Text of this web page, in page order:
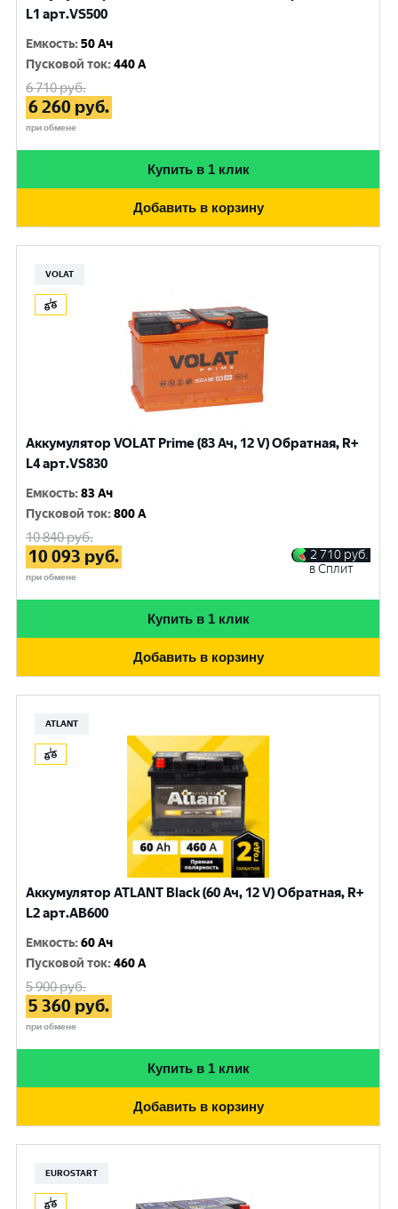
L1 арт.VS500
Емкость:50 Ач
Пусковой ток:440 A
6 710руб.
6 260 руб.
при обмене
Купить в 1 клик
Добавить в корзину
VOLAT
Аккумулятор VOLAT Prime (83 Ач, 12 V) Обратная, R+
L4 арт.VS830
Емкость:83 Ач
Пусковой ток:800 A
10 840руб.
10 093 руб.
при обмене
2 710 руб.
в Сплит
Купить в 1 клик
Добавить в корзину
ATLANT
Аккумулятор ATLANT Black (60 Ач, 12 V) Обратная, R+
L2 арт.AB600
Емкость:60 Ач
Пусковой ток:460 A
5 900руб.
5 360 руб.
при обмене
Купить в 1 клик
Добавить в корзину
EUROSTART